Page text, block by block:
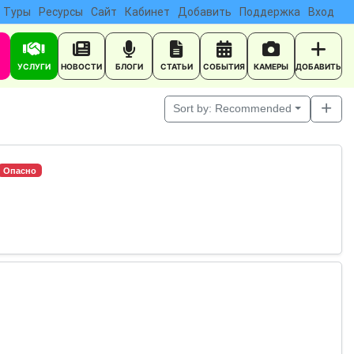
Туры Ресурсы Сайт Кабинет Добавить Поддержка Вход
УСЛУГИ НОВОСТИ БЛОГИ СТАТЬИ СОБЫТИЯ КАМЕРЫ ДОБАВИТЬ
Sort by: Recommended
Опасно